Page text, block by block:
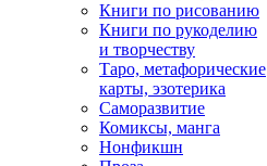
Книги по рисованию
Книги по рукоделию
и творчеству
Таро, метафорические
карты, эзотерика
Саморазвитие
Комиксы, манга
Нонфикшн